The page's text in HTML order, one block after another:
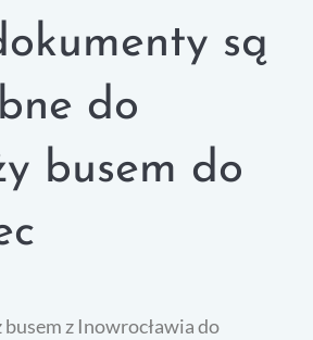
są
do
busem do
z Inowrocławia do